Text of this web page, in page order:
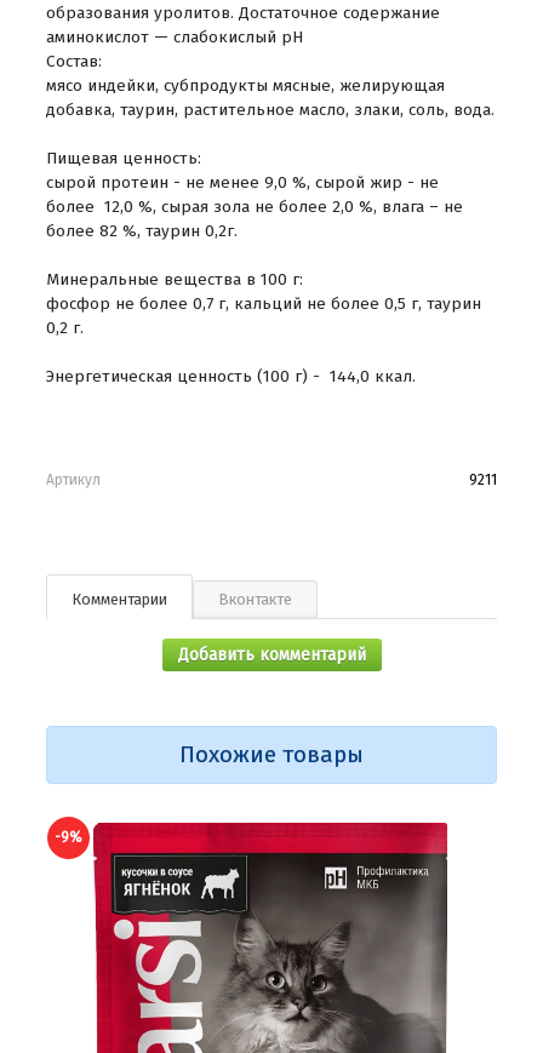
образования уролитов. Достаточное содержание
аминокислот — слабокислый рН
Состав:
мясо индейки, субпродукты мясные, желирующая
добавка, таурин, растительное масло, злаки, соль, вода.
Пищевая ценность:
сырой протеин - не менее 9,0 %, сырой жир - не
более 12,0 %, сырая зола не более 2,0 %, влага – не
более 82 %, таурин 0,2г.
Минеральные вещества в 100 г:
фосфор не более 0,7 г, кальций не более 0,5 г, таурин
0,2 г.
Энергетическая ценность (100 г) - 144,0 ккал.
Артикул 9211
Комментарии Вконтакте
Добавить комментарий
Похожие товары
-9%